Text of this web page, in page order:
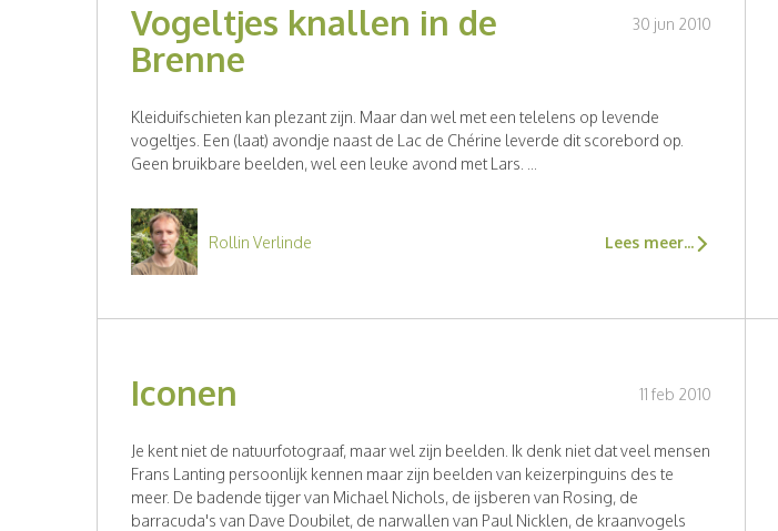
Vogeltjes knallen in de
Brenne
30 jun 2010
Kleiduifschieten kan plezant zijn. Maar dan wel met een telelens op levende
vogeltjes. Een (laat) avondje naast de Lac de Chérine leverde dit scorebord op.
Geen bruikbare beelden, wel een leuke avond met Lars. ...
Rollin Verlinde Lees meer...
Iconen 11 feb 2010
Je kent niet de natuurfotograaf, maar wel zijn beelden. Ik denk niet dat veel mensen
Frans Lanting persoonlijk kennen maar zijn beelden van keizerpinguins des te
meer. De badende tijger van Michael Nichols, de ijsberen van Rosing, de
barracuda's van Dave Doubilet, de narwallen van Paul Nicklen, de kraanvogels